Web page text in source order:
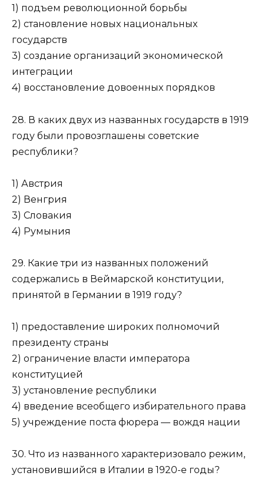
1) подъем революционной борьбы
2) становление новых национальных
государств
3) создание организаций экономической
интеграции
4) восстановление довоенных порядков
28. В каких двух из названных государств в 1919
году были провозглашены советские
республики?
1) Австрия
2) Венгрия
3) Словакия
4) Румыния
29. Какие три из названных положений
содержались в Веймарской конституции,
принятой в Германии в 1919 году?
1) предоставление широких полномочий
президенту страны
2) ограничение власти императора
конституцией
3) установление республики
4) введение всеобщего избирательного права
5) учреждение поста фюрера — вождя нации
30. Что из названного характеризовало режим,
установившийся в Италии в 1920-е годы?